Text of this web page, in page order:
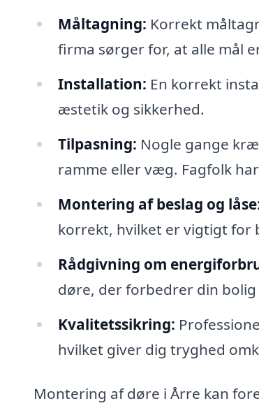
Måltagning: Korrekt
firma sørger for, at alle mål
Installation: En korrekt
æstetik og sikkerhed.
Tilpasning: Nogle gange
ramme eller væg. Fagfolk
Montering af beslag og
korrekt, hvilket er vigtigt for
Rådgivning om
døre, der forbedrer din
Kvalitetssikring:
hvilket giver dig tryghed
Montering af døre i Årre kan